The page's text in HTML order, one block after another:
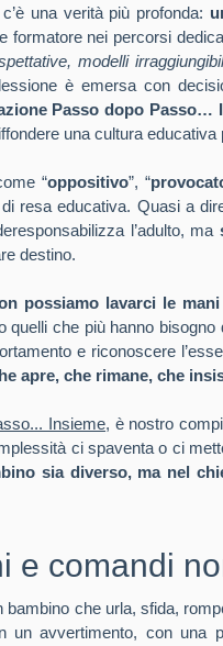
una verità più profonda:
formatore nei percorsi
modelli
è emersa con
Passo dopo Passo…
una cultura educativa
“oppositivo”, “
resa educativa. Quasi a
l’adulto, ma
destino.
possiamo lavarci le mani
quelli che più hanno
e riconoscere
apre, che rimane, che
Insieme, è nostro
ci spaventa o ci
sia diverso, ma nel
e comandi
che urla, sfida,
un avvertimento, con una